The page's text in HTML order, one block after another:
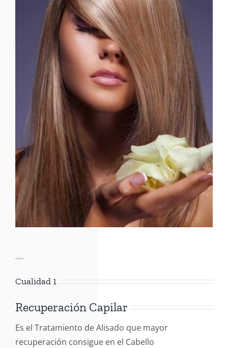
Cualidad 1
Recuperación Capilar
Es el Tratamiento de Alisado que mayor
recuperación consigue en el Cabello